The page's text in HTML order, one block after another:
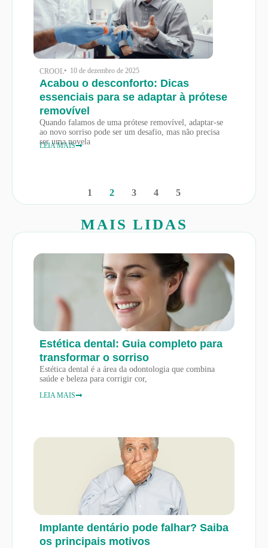
CROOL• 10 de dezembro de 2025
Acabou o desconforto: Dicas
essenciais para se adaptar à prótese
removível
Quando falamos de uma prótese removível, adaptar-se
ao novo sorriso pode ser um desafio, mas não precisa
ser uma novela
LEIA MAIS
1 2 3 4 5
MAIS LIDAS
Estética dental: Guia completo para
transformar o sorriso
Estética dental é a área da odontologia que combina
saúde e beleza para corrigir cor,
LEIA MAIS
Implante dentário pode falhar? Saiba
os principais motivos